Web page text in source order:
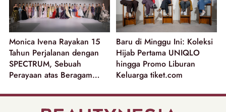
Monica Ivena Rayakan 15
Tahun Perjalanan dengan
SPECTRUM, Sebuah
Perayaan atas Beragam
Baru di Minggu Ini: Koleksi
Hijab Pertama UNIQLO
hingga Promo Liburan
Keluarga tiket.com